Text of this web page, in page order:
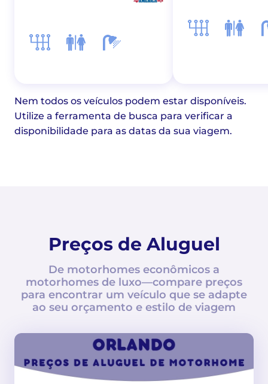
Nem todos os veículos podem estar disponíveis.
Utilize a ferramenta de busca para verificar a
disponibilidade para as datas da sua viagem.
Preços de Aluguel
De motorhomes econômicos a
motorhomes de luxo—compare preços
para encontrar um veículo que se adapte
ao seu orçamento e estilo de viagem